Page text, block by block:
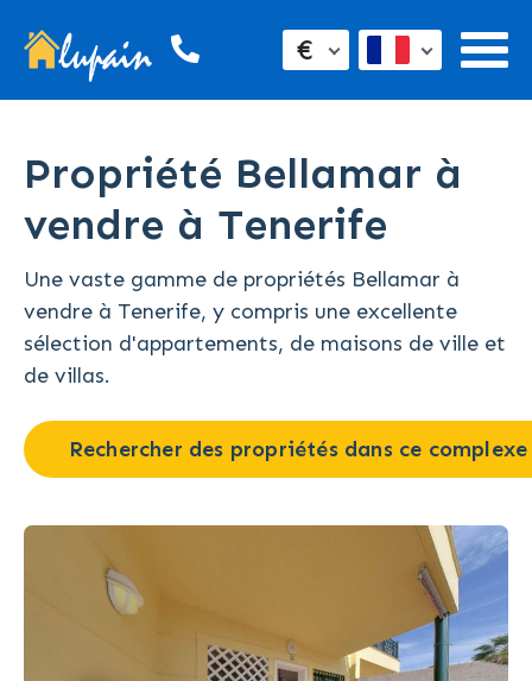
€
Propriété Bellamar à
vendre à Tenerife
Une vaste gamme de propriétés Bellamar à
vendre à Tenerife, y compris une excellente
sélection d'appartements, de maisons de ville et
de villas.
Rechercher des propriétés dans ce complexe